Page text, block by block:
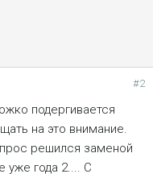
#2
подергивается
на это внимание.
решился заменой
уже года 2.... С